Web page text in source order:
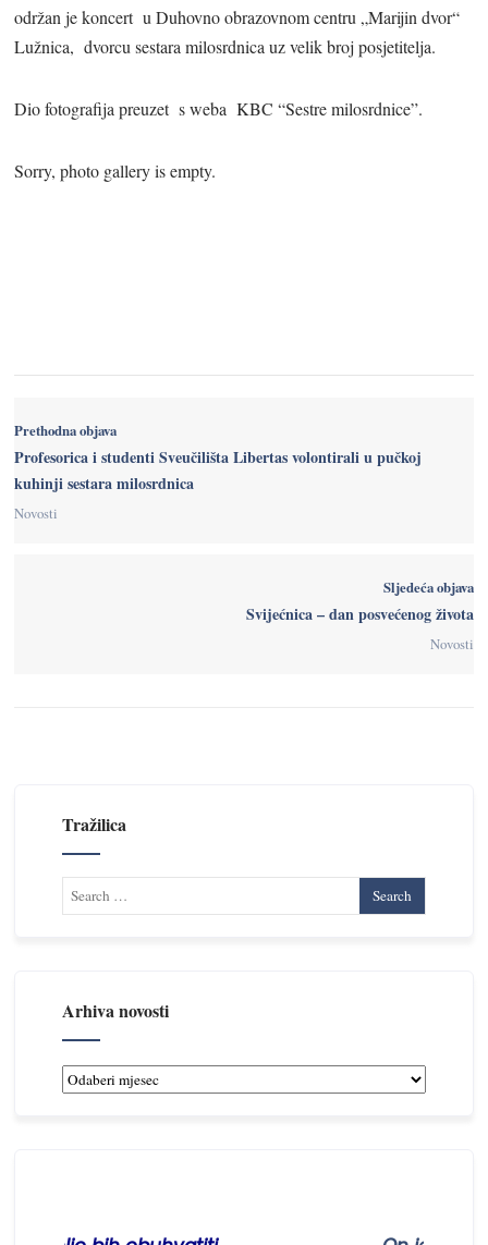
održan je koncert u Duhovno obrazovnom centru „Marijin dvor“
Lužnica, dvorcu sestara milosrdnica uz velik broj posjetitelja.
Dio fotografija preuzet s weba KBC “Sestre milosrdnice”.
Sorry, photo gallery is empty.
Prethodna objava
Profesorica i studenti Sveučilišta Libertas volontirali u pučkoj
kuhinji sestara milosrdnica
Novosti
Sljedeća objava
Svijećnica – dan posvećenog života
Novosti
Tražilica
Arhiva novosti
Arhiva